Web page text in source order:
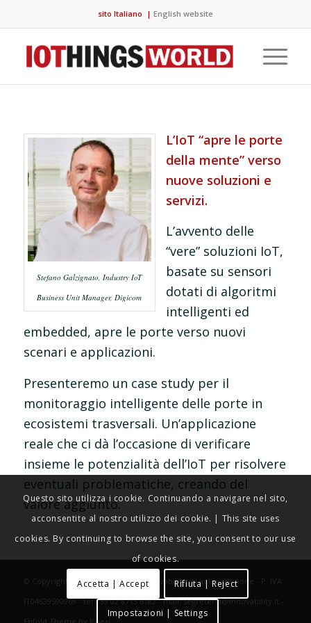
sito Italiano | English website
Stefano Galzignato, Industry IoT
Business Unit Manager, Digicom
L’IoT “apre le porte
della mente” verso
nuove soluzioni e
servizi.
L’avvento delle
“vere” soluzioni IoT,
basate su sensori
dotati di algoritmi
intelligenti ed
embedded, apre le porte verso nuovi
scenari e applicazioni.
Presenteremo un case study per il
monitoraggio intelligente delle porte in
ecosistemi trasversali. Un’applicazione
reale che ci dà l’occasione di verificare
insieme le potenzialità dell’IoT per risolvere
eventuali problematiche, creando del
valore aggiunto.
© Copyright - IOTHINGS World - Innovability srl in liquidazione - P. IVA
IT04639590969 - tel +39 02 8715 6782 - mail: segreteria@innovability.it -
Questo sito utilizza i cookie. Continuando a navigare nel sito,
acconsentite al nostro utilizzo dei cookie. | This site uses
cookies. By continuing to browse the site, you consent to our use
of cookies.
Accetta | Accept Rifiuta | Reject
Impostazioni | Settings